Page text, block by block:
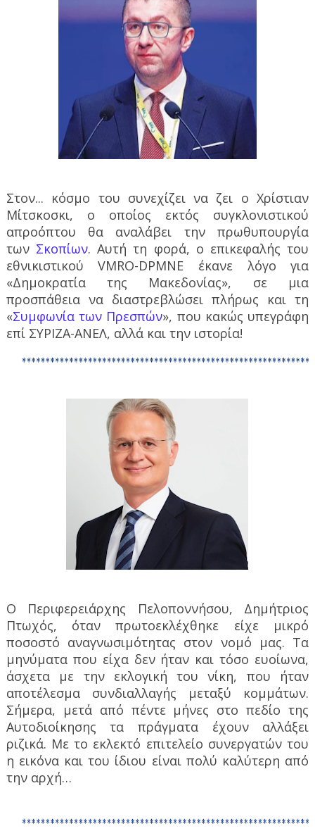
Στον... κόσμο του συνεχίζει να ζει ο Χρίστιαν
Μίτσκοσκι, ο οποίος εκτός συγκλονιστικού
απροόπτου θα αναλάβει την πρωθυπουργία
των Σκοπίων. Αυτή τη φορά, ο επικεφαλής του
εθνικιστικού VMRO-DPMNE έκανε λόγο για
«Δημοκρατία της Μακεδονίας», σε μια
προσπάθεια να διαστρεβλώσει πλήρως και τη
«Συμφωνία των Πρεσπών», που κακώς υπεγράφη
επί ΣΥΡΙΖΑ-ΑΝΕΛ, αλλά και την ιστορία!
Ο Περιφερειάρχης Πελοποννήσου, Δημήτριος
Πτωχός, όταν πρωτοεκλέχθηκε είχε μικρό
ποσοστό αναγνωσιμότητας στον νομό μας. Τα
μηνύματα που είχα δεν ήταν και τόσο ευοίωνα,
άσχετα με την εκλογική του νίκη, που ήταν
αποτέλεσμα συνδιαλλαγής μεταξύ κομμάτων.
Σήμερα, μετά από πέντε μήνες στο πεδίο της
Αυτοδιοίκησης τα πράγματα έχουν αλλάξει
ριζικά. Με το εκλεκτό επιτελείο συνεργατών του
η εικόνα και του ίδιου είναι πολύ καλύτερη από
την αρχή…